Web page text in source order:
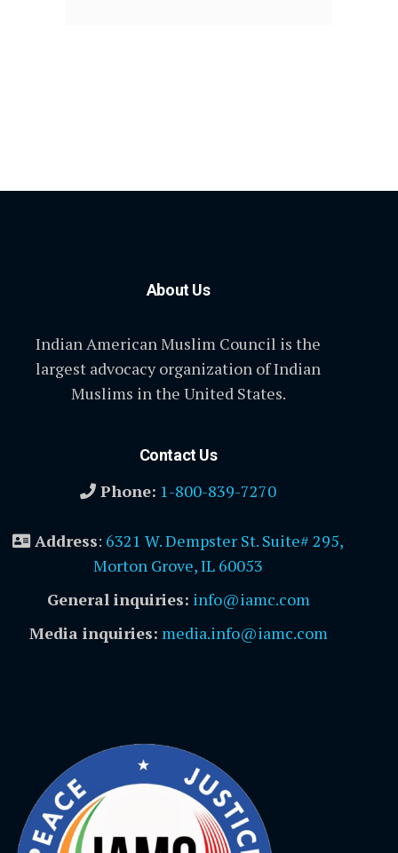
About Us
Indian American Muslim Council is the
largest advocacy organization of Indian
Muslims in the United States.
Contact Us
Phone: 1-800-839-7270
Address: 6321 W. Dempster St. Suite# 295,
Morton Grove, IL 60053
General inquiries: info@iamc.com
Media inquiries: media.info@iamc.com